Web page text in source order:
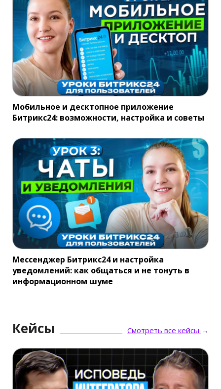
Мобильное и десктопное приложение
Битрикс24: возможности, настройка и советы
Мессенджер Битрикс24 и настройка
уведомлений: как общаться и не тонуть в
информационном шуме
Кейсы Смотреть все кейсы →